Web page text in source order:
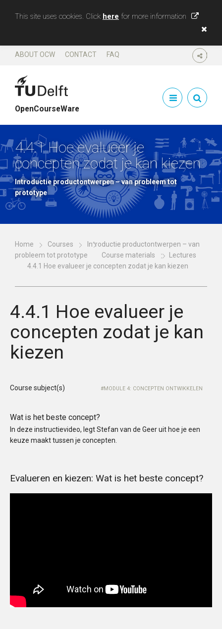
This site uses cookies. Click here for more information
SHARE
ABOUT OCW CONTACT FAQ
OpenCourseWare
4.4.1 Hoe evalueer je
concepten zodat je kan kiezen
Introductie productontwerpen – van probleem tot
prototype
Home Courses
Introductie productontwerpen – van
probleem tot prototype
Course materials
Lectures
4.4.1 Hoe evalueer je concepten zodat je kan kiezen
4.4.1 Hoe evalueer je
concepten zodat je kan
kiezen
Course subject(s) MODULE 4: CONCEPTEN ONTWIKKELEN
Wat is het beste concept?
In deze instructievideo, legt Stefan van de Geer uit hoe je een
keuze maakt tussen je concepten.
Evalueren en kiezen: Wat is het beste concept?